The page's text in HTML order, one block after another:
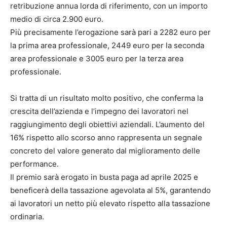
retribuzione annua lorda di riferimento, con un importo
medio di circa 2.900 euro.
Più precisamente l’erogazione sarà pari a 2282 euro per
la prima area professionale, 2449 euro per la seconda
area professionale e 3005 euro per la terza area
professionale.
Si tratta di un risultato molto positivo, che conferma la
crescita dell’azienda e l’impegno dei lavoratori nel
raggiungimento degli obiettivi aziendali. L’aumento del
16% rispetto allo scorso anno rappresenta un segnale
concreto del valore generato dal miglioramento delle
performance.
Il premio sarà erogato in busta paga ad aprile 2025 e
beneficerà della tassazione agevolata al 5%, garantendo
ai lavoratori un netto più elevato rispetto alla tassazione
ordinaria.